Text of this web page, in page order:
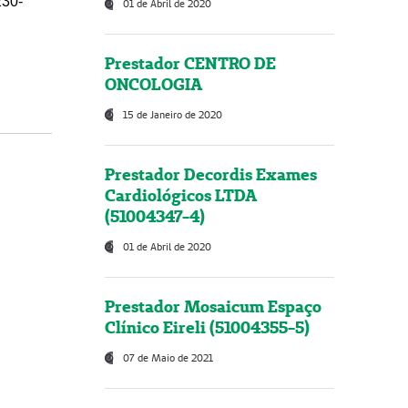
01 de Abril de 2020
Prestador CENTRO DE
ONCOLOGIA
15 de Janeiro de 2020
Prestador Decordis Exames
Cardiológicos LTDA
(51004347-4)
01 de Abril de 2020
Prestador Mosaicum Espaço
Clínico Eireli (51004355-5)
07 de Maio de 2021